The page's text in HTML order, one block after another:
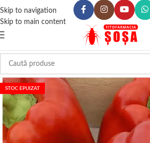
Skip to navigation
Skip to main content
STOC EPUIZAT